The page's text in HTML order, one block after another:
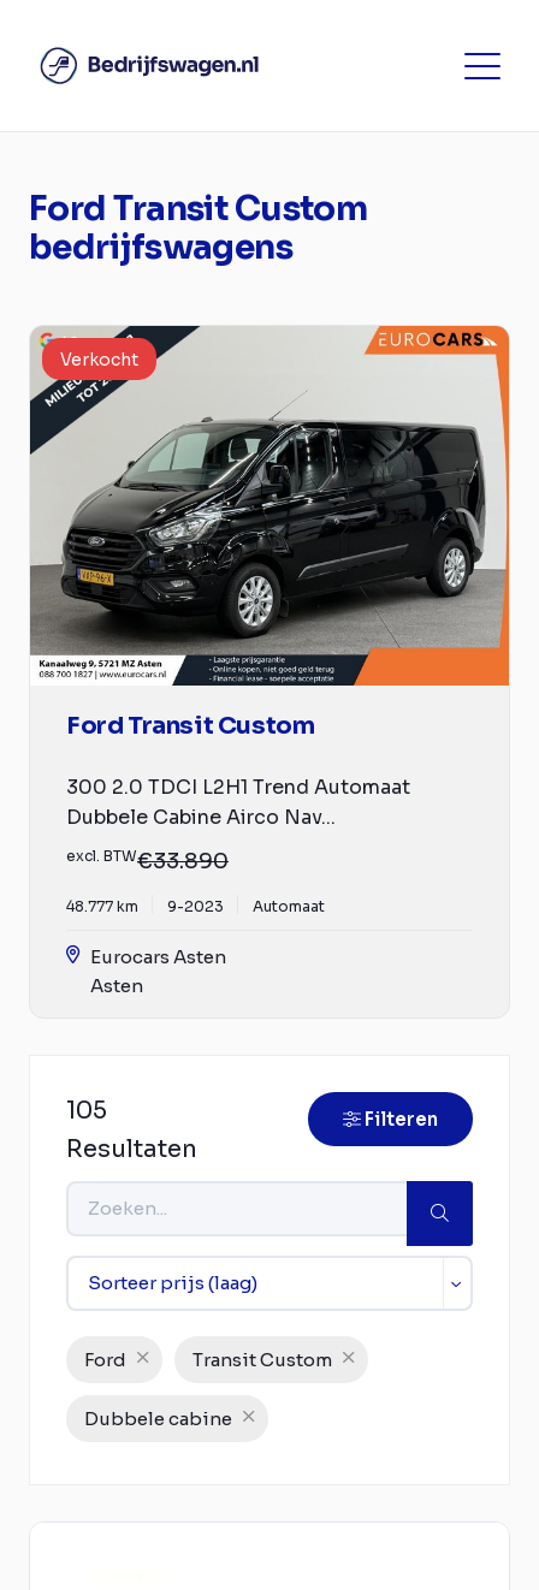
Ford Transit Custom
bedrijfswagens
Verkocht
Ford Transit Custom
300 2.0 TDCI L2H1 Trend Automaat
Dubbele Cabine Airco Nav...
excl. BTW€33.890
48.777 km 9-2023 Automaat
Eurocars Asten
Asten
105
Resultaten
Filteren
Ford Transit Custom
Dubbele cabine